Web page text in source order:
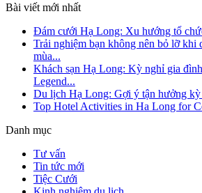
Bài viết mới nhất
Đám cưới Hạ Long: Xu hướng tổ
Trải nghiệm bạn không nên bỏ lỡ khi
mùa...
Khách sạn Hạ Long: Kỳ nghỉ gia
Legend...
Du lịch Hạ Long: Gợi ý tận hưởng kỳ
Top Hotel Activities in Ha Long for
Danh mục
Tư vấn
Tin tức mới
Tiệc Cưới